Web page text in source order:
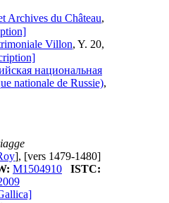
Archives du Château,
Villon, Y. 20,
национальная
nationale de Russie),
], [vers 1479-1480]
M1504910
ISTC: